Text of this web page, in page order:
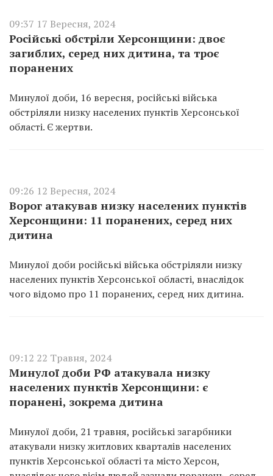
09:37 17 Вересня, 2024
Російські обстріли Херсонщини: двоє
загиблих, серед них дитина, та троє
поранених
Минулої доби, 16 вересня, російські війська
обстріляли низку населених пунктів Херсонської
області. Є жертви.
09:26 12 Вересня, 2024
Ворог атакував низку населених пунктів
Херсонщини: 11 поранених, серед них
дитина
Минулої доби російські війська обстріляли низку
населених пунктів Херсонської області, внаслідок
чого відомо про 11 поранених, серед них дитина.
09:12 22 Травня, 2024
Минулої доби РФ атакувала низку
населених пунктів Херсонщини: є
поранені, зокрема дитина
Минулої доби, 21 травня, російські загарбники
атакували низку житлових кварталів населених
пунктів Херсонської області та місто Херсон,